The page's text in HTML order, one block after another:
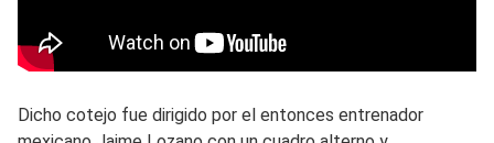
Dicho cotejo fue dirigido por el entonces entrenador